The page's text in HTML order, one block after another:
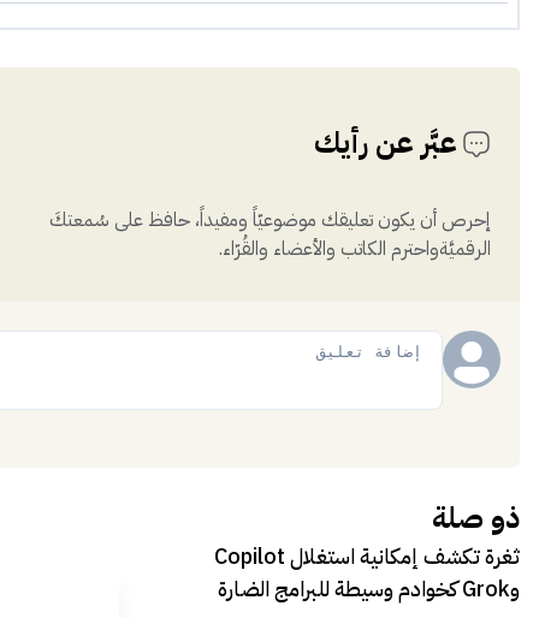
عبَّر عن رأيك
إحرص أن يكون تعليقك موضوعيّاً ومفيداً، حافظ على سُمعتكَ
الرقميَّةواحترم الكاتب والأعضاء والقُرّاء.
ذو صلة
ثغرة تكشف إمكانية استغلال Copilot
وGrok كخوادم وسيطة للبرامج الضارة